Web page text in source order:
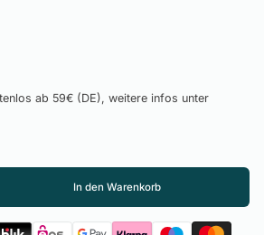
ab 59€ (DE), weitere infos unter
In den Warenkorb